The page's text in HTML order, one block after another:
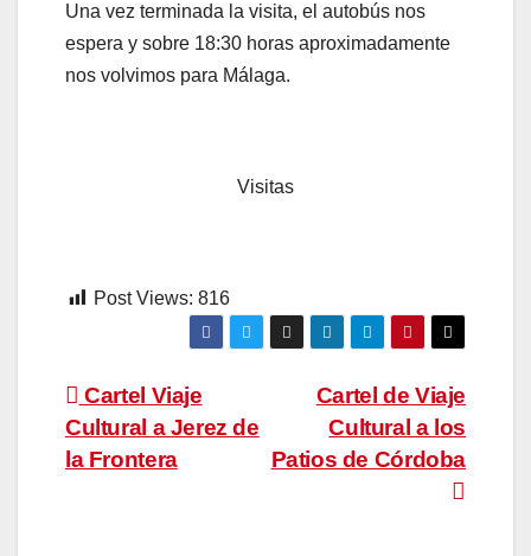
Una vez terminada la visita, el autobús nos
espera y sobre 18:30 horas aproximadamente
nos volvimos para Málaga.
Visitas
Post Views: 816
Navegación
de
Cartel de Viaje
Cultural a los
Patios de Córdoba
Cartel Viaje
Cultural a Jerez de
la Frontera